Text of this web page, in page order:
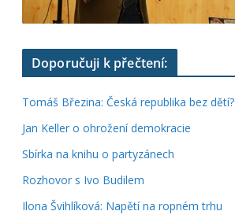
Doporučuji k přečtení:
Tomáš Březina: Česká republika bez dětí?
Jan Keller o ohrožení demokracie
Sbírka na knihu o partyzánech
Rozhovor s Ivo Budilem
Ilona Švihlíková: Napětí na ropném trhu